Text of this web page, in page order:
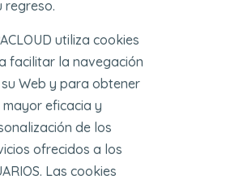
regreso.
utiliza cookies
facilitar la navegación
Web y para obtener
mayor eficacia y
de los
ofrecidos a los
Las cookies